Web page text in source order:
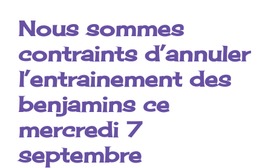
Nous sommes
contraints d’annuler
l’entrainement des
benjamins ce
mercredi 7
septembre